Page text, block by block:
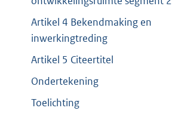
Artikel 4 Bekendmaking en
inwerkingtreding
Artikel 5 Citeertitel
Ondertekening
Toelichting